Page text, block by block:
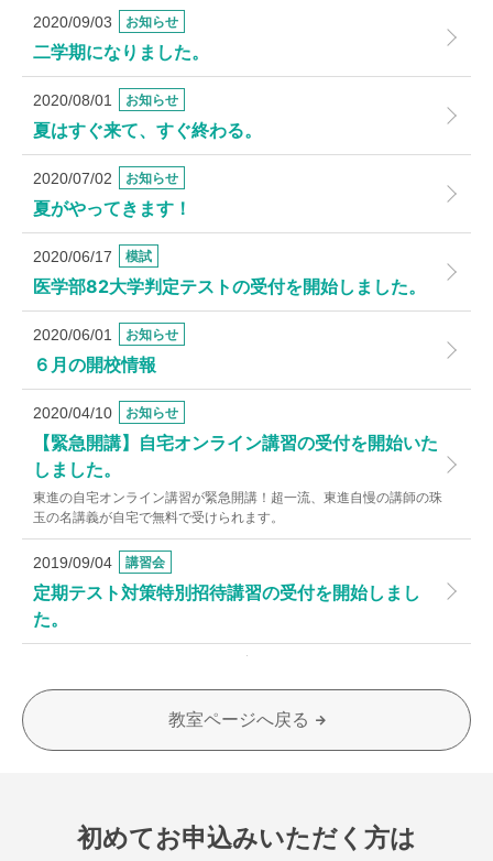
2020/09/03 お知らせ
二学期になりました。
2020/08/01 お知らせ
夏はすぐ来て、すぐ終わる。
2020/07/02 お知らせ
夏がやってきます！
2020/06/17 模試
医学部82大学判定テストの受付を開始しました。
2020/06/01 お知らせ
６月の開校情報
2020/04/10 お知らせ
【緊急開講】自宅オンライン講習の受付を開始いた
しました。
東進の自宅オンライン講習が緊急開講！超一流、東進自慢の講師の珠
玉の名講義が自宅で無料で受けられます。
2019/09/04 講習会
定期テスト対策特別招待講習の受付を開始しまし
た。
教室ページへ戻る
初めてお申込みいただく方は